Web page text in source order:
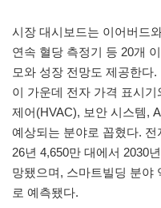
시장 대시보드는 이어버드
연속 혈당 측정기 등 20개
모와 성장 전망도 제공한다.
이 가운데 전자 가격 표시
제어(HVAC), 보안 시스템,
예상되는 분야로 꼽혔다.
26년 4,650만 대에서 2030
망됐으며, 스마트빌딩 분야
로 예측됐다.